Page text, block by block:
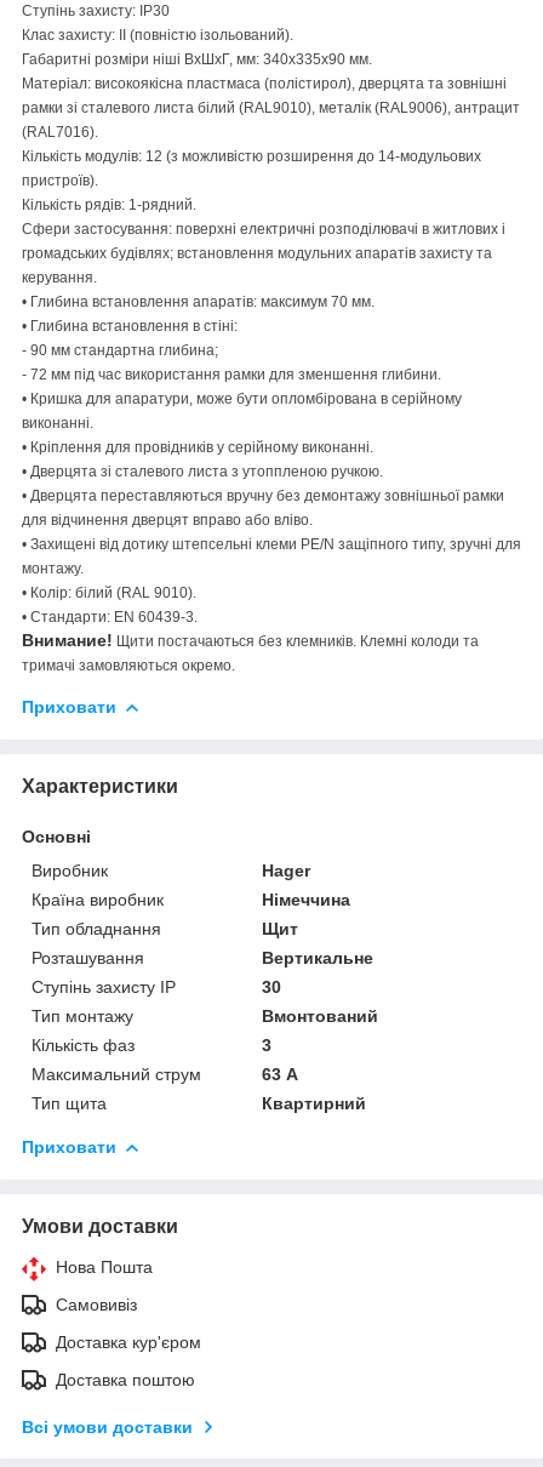
Ступінь захисту: IP30
Клас захисту: II (повністю ізольований).
Габаритні розміри ніші ВхШхГ, мм: 340х335х90 мм.
Матеріал: високоякісна пластмаса (полістирол), дверцята та зовнішні
рамки зі сталевого листа білий (RAL9010), металік (RAL9006), антрацит
(RAL7016).
Кількість модулів: 12 (з можливістю розширення до 14-модульових
пристроїв).
Кількість рядів: 1-рядний.
Сфери застосування: поверхні електричні розподілювачі в житлових і
громадських будівлях; встановлення модульних апаратів захисту та
керування.
• Глибина встановлення апаратів: максимум 70 мм.
• Глибина встановлення в стіні:
- 90 мм стандартна глибина;
- 72 мм під час використання рамки для зменшення глибини.
• Кришка для апаратури, може бути опломбірована в серійному
виконанні.
• Кріплення для провідників у серійному виконанні.
• Дверцята зі сталевого листа з утоппленою ручкою.
• Дверцята переставляються вручну без демонтажу зовнішньої рамки
для відчинення дверцят вправо або вліво.
• Захищені від дотику штепсельні клеми PE/N защіпного типу, зручні для
монтажу.
• Колір: білий (RAL 9010).
• Стандарти: EN 60439-3.
Внимание! Щити постачаються без клемників. Клемні колоди та
тримачі замовляються окремо.
Приховати
Характеристики
Основні
Виробник
Hager
Країна виробник
Німеччина
Тип обладнання
Щит
Розташування
Вертикальне
Ступінь захисту IP
30
Тип монтажу
Вмонтований
Кількість фаз
3
Максимальний струм
63 А
Тип щита
Квартирний
Приховати
Умови доставки
Нова Пошта
Самовивіз
Доставка кур'єром
Доставка поштою
Всі умови доставки